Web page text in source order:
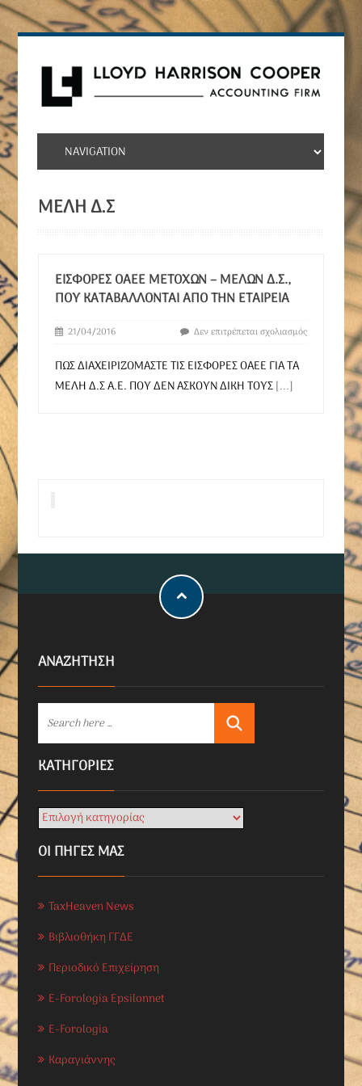
ΜΕΛΗ Δ.Σ
ΕΙΣΦΟΡΈΣ ΟΑΕΕ ΜΕΤΌΧΩΝ – ΜΕΛΏΝ Δ.Σ.,
ΠΟΥ ΚΑΤΑΒΆΛΛΟΝΤΑΙ ΑΠΟ ΤΗΝ ΕΤΑΙΡΕΊΑ
21/04/2016 Δεν επιτρέπεται σχολιασμός
ΠΩΣ ΔΙΑΧΕΙΡΙΖΟΜΑΣΤΕ ΤΙΣ ΕΙΣΦΟΡΕΣ ΟΑΕΕ ΓΙΑ ΤΑ
ΜΕΛΗ Δ.Σ Α.Ε. ΠΟΥ ΔΕΝ ΑΣΚΟΥΝ ΔΙΚΗ ΤΟΥΣ[...]
ΑΝΑΖΗΤΗΣΗ
KΑΤΗΓΟΡΊΕΣ
ΟΙ ΠΗΓΕΣ ΜΑΣ
TaxHeaven News
Βιβλιοθήκη ΓΓΔΕ
Περιοδικό Επιχείρηση
E-Forologia Epsilonnet
E-Forologia
Καραγιάννης